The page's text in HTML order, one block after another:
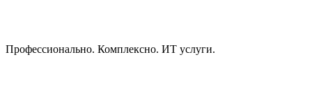
Профессионально. Комплексно. ИТ услуги.